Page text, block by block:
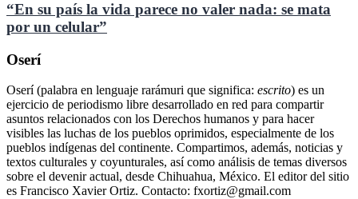
“En su país la vida parece no valer nada: se mata
por un celular”
Oserí
Oserí (palabra en lenguaje rarámuri que significa: escrito) es un
ejercicio de periodismo libre desarrollado en red para compartir
asuntos relacionados con los Derechos humanos y para hacer
visibles las luchas de los pueblos oprimidos, especialmente de los
pueblos indígenas del continente. Compartimos, además, noticias y
textos culturales y coyunturales, así como análisis de temas diversos
sobre el devenir actual, desde Chihuahua, México. El editor del sitio
es Francisco Xavier Ortiz. Contacto: fxortiz@gmail.com